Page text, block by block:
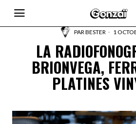
PARBESTER 1
LA
BRIONVEGA,
PLATINES